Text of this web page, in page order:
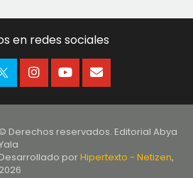
en redes sociales
© Derechos reservados. Editorial Abya
Desarrollado porHipertexto - Netizen,
2026